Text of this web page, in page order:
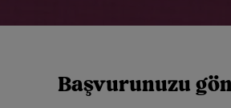
Başvurunuzu